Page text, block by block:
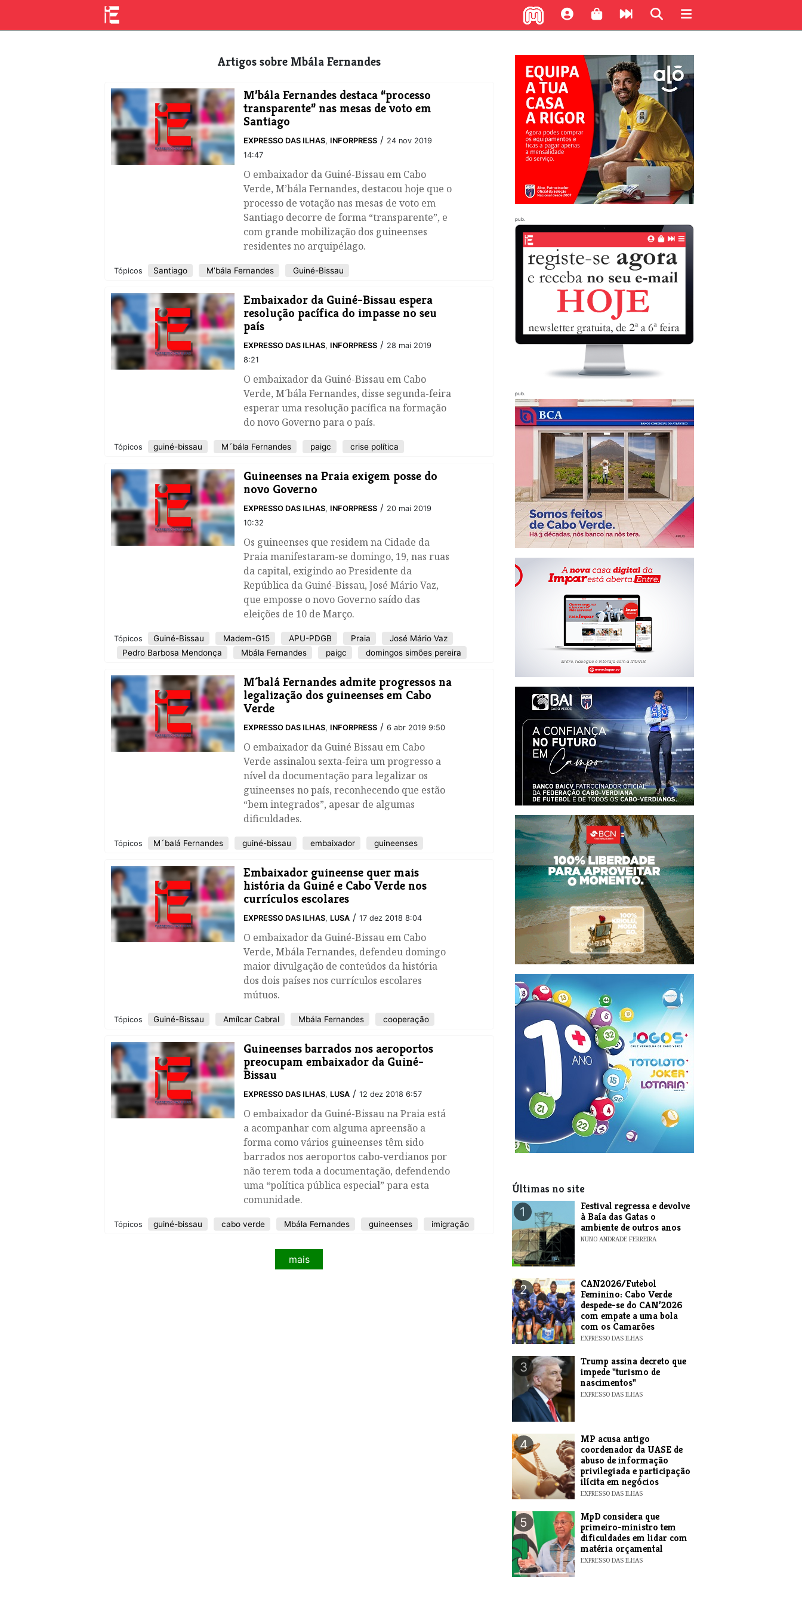
Artigos sobre Mbála Fernandes
​M’bála Fernandes destaca “processo
transparente” nas mesas de voto em
Santiago
EXPRESSO DAS ILHAS, INFORPRESS / 24 nov 2019
14:47
O embaixador da Guiné-Bissau em Cabo
Verde, M’bála Fernandes, destacou hoje que o
processo de votação nas mesas de voto em
Santiago decorre de forma “transparente”, e
com grande mobilização dos guineenses
residentes no arquipélago.
Tópicos Santiago M’bála Fernandes Guiné-Bissau
Embaixador da Guiné-Bissau espera
resolução pacífica do impasse no seu
país
EXPRESSO DAS ILHAS, INFORPRESS / 28 mai 2019
8:21
​O embaixador da Guiné-Bissau em Cabo
Verde, M´bála Fernandes, disse segunda-feira
esperar uma resolução pacífica na formação
do novo Governo para o país.
Tópicos guiné-bissau M´bála Fernandes paigc crise política
​Guineenses na Praia exigem posse do
novo Governo
EXPRESSO DAS ILHAS, INFORPRESS / 20 mai 2019
10:32
Os guineenses que residem na Cidade da
Praia manifestaram-se domingo, 19, nas ruas
da capital, exigindo ao Presidente da
República da Guiné-Bissau, José Mário Vaz,
que emposse o novo Governo saído das
eleições de 10 de Março.
Tópicos Guiné-Bissau Madem-G15 APU-PDGB Praia
José Mário Vaz
Pedro Barbosa Mendonça
Mbála Fernandes paigc domingos simões pereira
M´balá Fernandes admite progressos na
legalização dos guineenses em Cabo
Verde
EXPRESSO DAS ILHAS, INFORPRESS / 6 abr 2019 9:50
​O embaixador da Guiné Bissau em Cabo
Verde assinalou sexta-feira um progresso a
nível da documentação para legalizar os
guineenses no país, reconhecendo que estão
“bem integrados”, apesar de algumas
dificuldades.
Tópicos M´balá Fernandes guiné-bissau embaixador guineenses
​Embaixador guineense quer mais
história da Guiné e Cabo Verde nos
currículos escolares
EXPRESSO DAS ILHAS, LUSA / 17 dez 2018 8:04
O embaixador da Guiné-Bissau em Cabo
Verde, Mbála Fernandes, defendeu domingo
maior divulgação de conteúdos da história
dos dois países nos currículos escolares
mútuos.
Tópicos Guiné-Bissau Amílcar Cabral Mbála Fernandes cooperação
Guineenses barrados nos aeroportos
preocupam embaixador da Guiné-
Bissau
EXPRESSO DAS ILHAS, LUSA / 12 dez 2018 6:57
​O embaixador da Guiné-Bissau na Praia está
a acompanhar com alguma apreensão a
forma como vários guineenses têm sido
barrados nos aeroportos cabo-verdianos por
não terem toda a documentação, defendendo
uma “política pública especial” para esta
comunidade.
Tópicos guiné-bissau cabo verde Mbála Fernandes guineenses imigração
mais
pub.
pub.
Últimas no site
1
Festival regressa e devolve
à Baía das Gatas o
ambiente de outros anos
NUNO ANDRADE FERREIRA
2
CAN2026/Futebol
Feminino: Cabo Verde
despede-se do CAN’2026
com empate a uma bola
com os Camarões
EXPRESSO DAS ILHAS
3
Trump assina decreto que
impede "turismo de
nascimentos"
EXPRESSO DAS ILHAS
4
MP acusa antigo
coordenador da UASE de
abuso de informação
privilegiada e participação
ilícita em negócios
EXPRESSO DAS ILHAS
5
MpD considera que
primeiro-ministro tem
dificuldades em lidar com
matéria orçamental
EXPRESSO DAS ILHAS